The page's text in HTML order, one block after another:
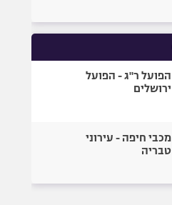
הפועל ר"ג - הפועל
ירושלים
מכבי חיפה - עירוני
טבריה